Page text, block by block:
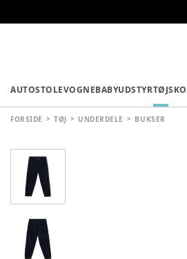
AUTOSTOLEVOGNEBABYUDSTYRTØJSKO
FORSIDE TØJ UNDERDELE BUKSER